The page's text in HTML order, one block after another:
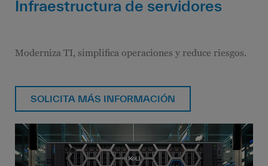
Infraestructura de servidores
Moderniza TI, simplifica operaciones y reduce riesgos.
SOLICITA MÁS INFORMACIÓN